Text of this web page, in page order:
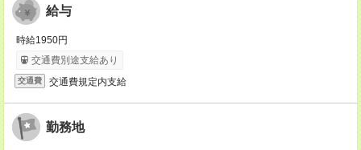
給与
時給1950円
交通費別途支給あり
交通費 交通費規定内支給
勤務地